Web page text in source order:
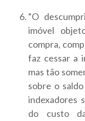
“O
imóvel
compra,
faz cessar a
mas tão
sobre o
indexadores
do custo